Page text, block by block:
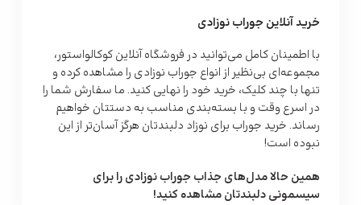
خرید آنلاین جوراب نوزادی
با اطمینان کامل می‌توانید در فروشگاه آنلاین کوکالواستور،
مجموعه‌ای بی‌نظیر از انواع جوراب نوزادی را مشاهده کرده و
تنها با چند کلیک، خرید خود را نهایی کنید. ما سفارش شما را
در اسرع وقت و با بسته‌بندی مناسب به دستتان خواهیم
رساند. خرید جوراب برای نوزاد دلبندتان هرگز آسان‌تر از این
نبوده است!
همین حالا مدل‌های جذاب جوراب نوزادی را برای
سیسمونی دلبندتان مشاهده کنید!